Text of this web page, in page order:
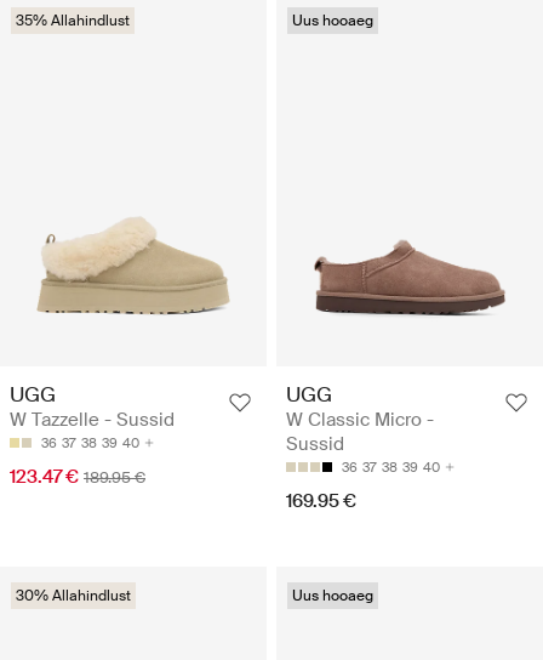
35% Allahindlust
UGG
W Tazzelle - Sussid
36 37 38 39 40
123.47 € 189.95 €
Uus hooaeg
UGG
W Classic Micro -
Sussid
36 37 38 39 40
169.95 €
30% Allahindlust Uus hooaeg